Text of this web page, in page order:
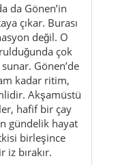
da Gönen’in
çıkar. Burası
değil. O
çok
Gönen’de
kadar ritim,
Akşamüstü
hafif bir çay
gündelik hayat
birleşince
iz bırakır.